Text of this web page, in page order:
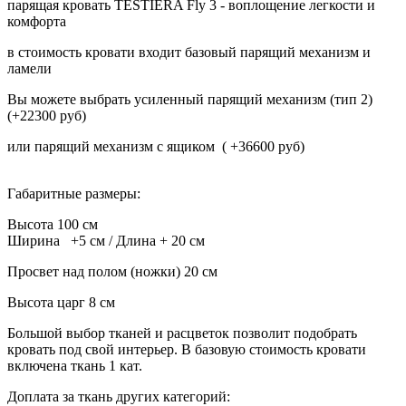
парящая кровать TESTIERA Fly 3 - воплощение легкости и
комфорта
в стоимость кровати входит базовый парящий механизм и
ламели
Вы можете выбрать усиленный парящий механизм (тип 2)
(+22300 руб)
или парящий механизм с ящиком ( +36600 руб)
Габаритные размеры:
Высота 100 см
Ширина +5 см / Длина + 20 см
Просвет над полом (ножки) 20 см
Высота царг 8 см
Большой выбор тканей и расцветок позволит подобрать
кровать под свой интерьер. В базовую стоимость кровати
включена ткань 1 кат.
Доплата за ткань других категорий: